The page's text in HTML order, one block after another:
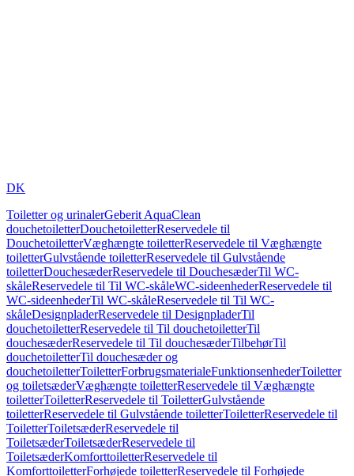
DK
Toiletter og urinalerGeberit AquaClean
douchetoiletterDouchetoiletterReservedele til
DouchetoiletterVæghængte toiletterReservedele til Væghængte
toiletterGulvstående toiletterReservedele til Gulvstående
toiletterDouchesæderReservedele til DouchesæderTil WC-
skåleReservedele til Til WC-skåleWC-sideenhederReservedele til
WC-sideenhederTil WC-skåleReservedele til Til WC-
skåleDesignpladerReservedele til DesignpladerTil
douchetoiletterReservedele til Til douchetoiletterTil
douchesæderReservedele til Til douchesæderTilbehørTil
douchetoiletterTil douchesæder og
douchetoiletterToiletterForbrugsmaterialeFunktionsenhederToiletter
og toiletsæderVæghængte toiletterReservedele til Væghængte
toiletterToiletterReservedele til ToiletterGulvstående
toiletterReservedele til Gulvstående toiletterToiletterReservedele til
ToiletterToiletsæderReservedele til
ToiletsæderToiletsæderReservedele til
ToiletsæderKomforttoiletterReservedele til
KomforttoiletterForhøjede toiletterReservedele til Forhøjede